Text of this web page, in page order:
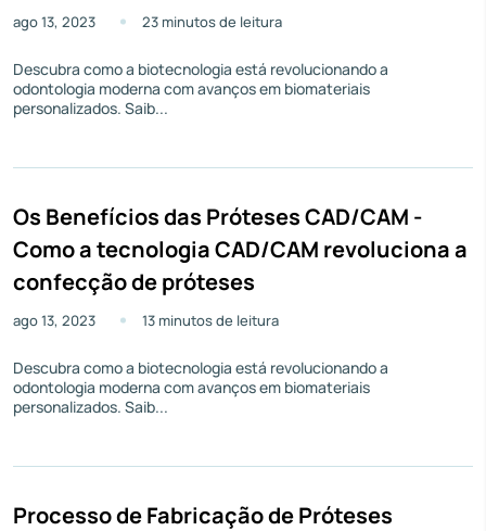
ago 13, 2023 23 minutos de leitura
Descubra como a biotecnologia está revolucionando a
odontologia moderna com avanços em biomateriais
personalizados. Saib...
Os Benefícios das Próteses CAD/CAM -
Como a tecnologia CAD/CAM revoluciona a
confecção de próteses
ago 13, 2023 13 minutos de leitura
Descubra como a biotecnologia está revolucionando a
odontologia moderna com avanços em biomateriais
personalizados. Saib...
Processo de Fabricação de Próteses